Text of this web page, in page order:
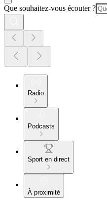
Que souhaitez-vous écouter ?
Radio
Podcasts
Sport en direct
À proximité